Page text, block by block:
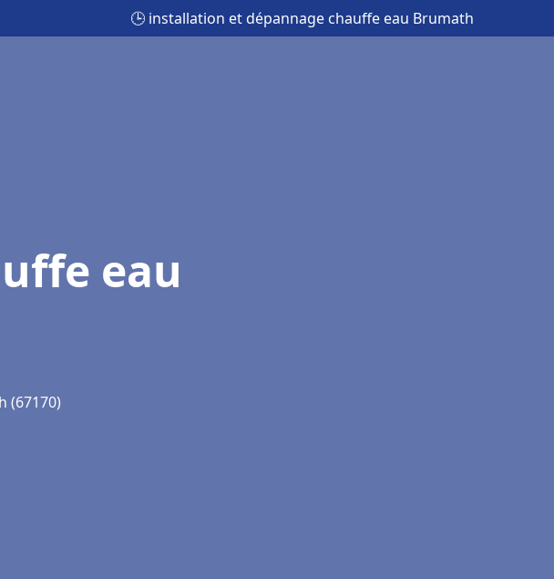
🕒 installation et dépannage chauffe eau Brumath
eau
(67170)